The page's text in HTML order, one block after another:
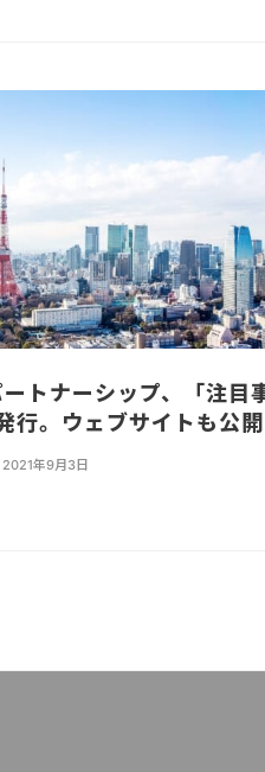
トナーシップ、「注目
行。ウェブサイトも公開
2021年9月3日